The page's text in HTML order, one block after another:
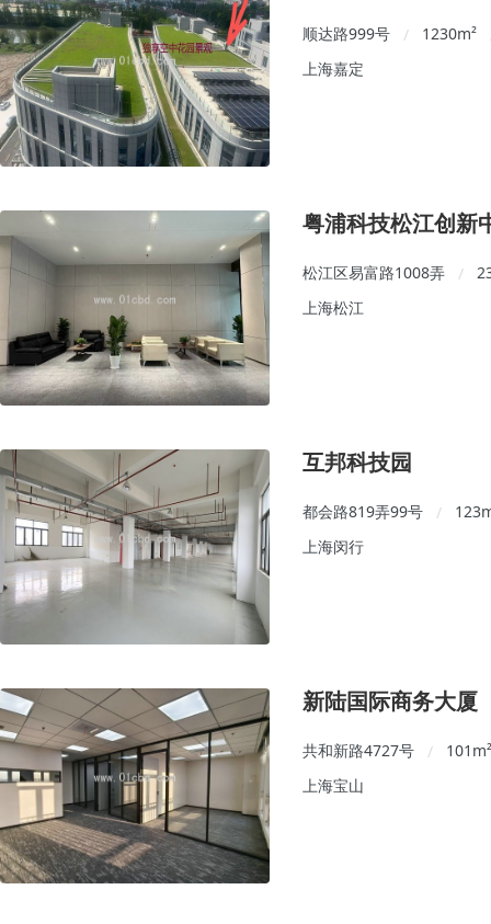
顺达路999号 / 1230m²
上海嘉定
粤浦科技松江创新
松江区易富路1008弄 /
上海松江
互邦科技园
都会路819弄99号 / 123
上海闵行
新陆国际商务大厦
共和新路4727号 / 101
上海宝山